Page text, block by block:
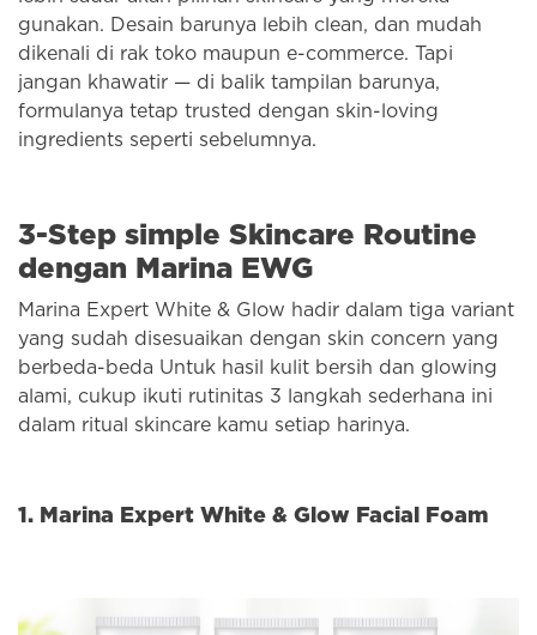
gunakan. Desain barunya lebih clean, dan mudah
dikenali di rak toko maupun e-commerce. Tapi
jangan khawatir — di balik tampilan barunya,
formulanya tetap trusted dengan skin-loving
ingredients seperti sebelumnya.
3-Step simple Skincare Routine
dengan Marina EWG
Marina Expert White & Glow hadir dalam tiga variant
yang sudah disesuaikan dengan skin concern yang
berbeda-beda Untuk hasil kulit bersih dan glowing
alami, cukup ikuti rutinitas 3 langkah sederhana ini
dalam ritual skincare kamu setiap harinya.
1. Marina Expert White & Glow Facial Foam